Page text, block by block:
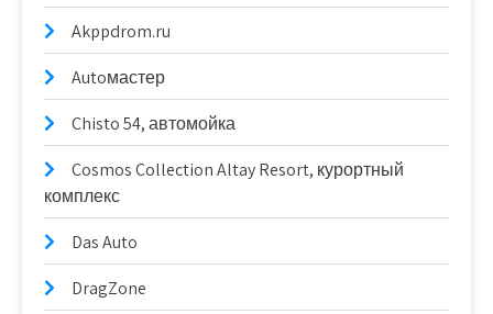
Akppdrom.ru
Autoмастер
Chisto 54, автомойка
Cosmos Collection Altay Resort, курортный
комплекс
Das Auto
DragZone